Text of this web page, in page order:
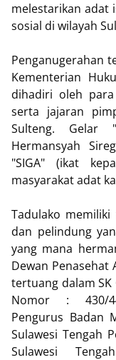
melestarikan adat
sosial di wilayah
Penganugerahan
Kementerian
dihadiri oleh
serta jajaran
Sulteng. Gelar
Hermansyah
"SIGA" (ikat
masyarakat adat
Tadulako
dan pelindung
yang mana
Dewan Penasehat
tertuang dalam SK
Nomor : 430/
Pengurus Badan
Sulawesi Tengah
Sulawesi